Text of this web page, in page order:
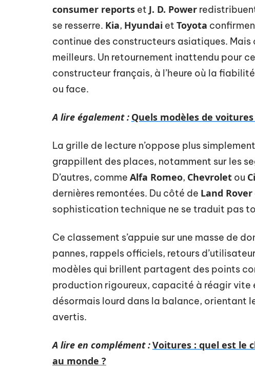
consumer reports et J. D. Power
se resserre. Kia, Hyundai et Toyota
continue des constructeurs asiatiques. Mais
meilleurs. Un retournement inattendu pour
constructeur français, à l’heure où la
ou face.
A lire également : Quels modèles de
La grille de lecture n’oppose plus
grappillent des places, notamment sur les
D’autres, comme Alfa Romeo, Chevrolet ou
dernières remontées. Du côté de Land Rover
sophistication technique ne se traduit pas
Ce classement s’appuie sur une masse de
pannes, rappels officiels, retours
modèles qui brillent partagent des points
production rigoureux, capacité à réagir vite
désormais lourd dans la balance, orientant
avertis.
A lire en complément :Voitures : quel est le
au monde ?